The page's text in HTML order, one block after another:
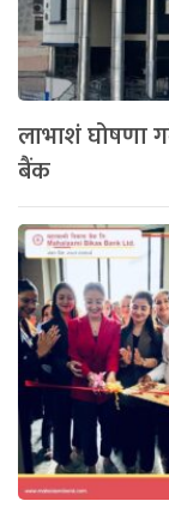
लाभाशं घोषणा
बैंक